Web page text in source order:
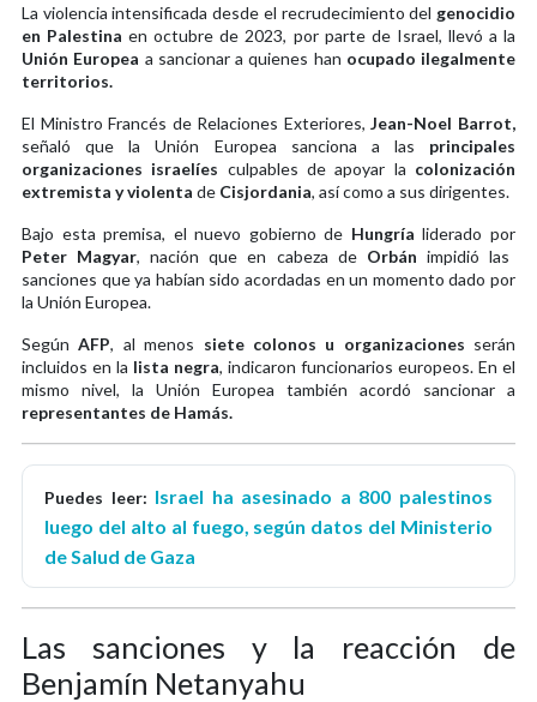
La violencia intensificada desde el recrudecimiento del genocidio
en Palestina en octubre de 2023, por parte de Israel, llevó a la
Unión Europea a sancionar a quienes han ocupado ilegalmente
territorios.
El Ministro Francés de Relaciones Exteriores,Jean-Noel Barrot,
señaló que la Unión Europea sanciona a las principales
organizaciones israelíes culpables de apoyar la colonización
extremista y violenta de Cisjordania, así como a sus dirigentes.
Bajo esta premisa, el nuevo gobierno de Hungría liderado por
Peter Magyar, nación que en cabeza de Orbán impidió las
sanciones que ya habían sido acordadas en un momento dado por
la Unión Europea.
SegúnAFP, al menos siete colonos u organizaciones serán
incluidos en la lista negra, indicaron funcionarios europeos. En el
mismo nivel, la Unión Europea también acordó sancionar a
representantes de Hamás.
Puedes leer: Israel ha asesinado a 800 palestinos
luego del alto al fuego, según datos del Ministerio
de Salud de Gaza
Las sanciones y la reacción de
Benjamín Netanyahu